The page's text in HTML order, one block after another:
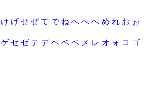
け げ せ ぜ て で ね へ べ ぺ め れ お ぉ
ゲ セ ゼ テ デ ヘ ベ ペ メ レ オ ォ コ ゴ